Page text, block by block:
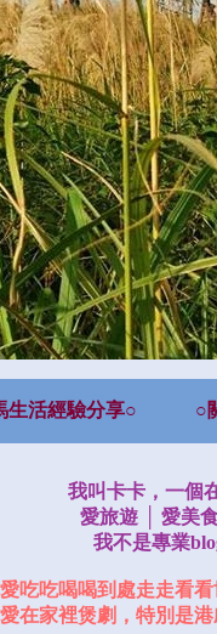
生活經驗分享○ ○
我叫卡卡，一個
愛旅遊 │ 愛美
我不是專業
吃吃喝喝到處走走看
在家裡煲劇，特別是